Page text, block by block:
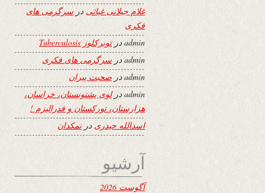
غلام جیلانی غیاثی در سرگرمی های
فکری
adminدرتوبرکلوز Tuberculosis
adminدر سرگرمی های فکری
admin در صحبت پیران
adminدرلوی پشتونستان، خراسان،
هزارستان، تورکستان و فدرالیزم !
اسدالله حیدری درنمکدان
آرشیو
آگوست 2026